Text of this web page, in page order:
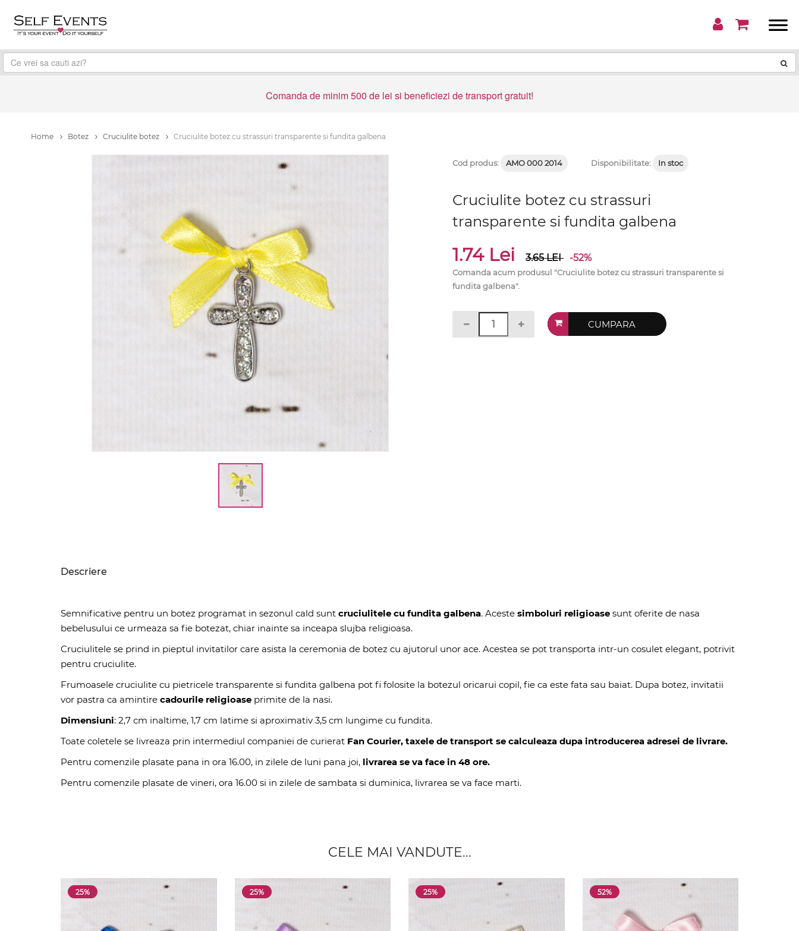
Comanda de minim 500 de lei si beneficiezi de transport gratuit!
Home Botez Cruciulite botez Cruciulite botez cu strassuri transparente si fundita galbena
Cod produs: AMO 000 2014 Disponibilitate: In stoc
Cruciulite botez cu strassuri
transparente si fundita galbena
1.74 Lei 3.65LEI -52%
Comanda acum produsul "Cruciulite botez cu strassuri transparente si
fundita galbena".
CUMPARA
Descriere
Semnificative pentru un botez programat in sezonul cald sunt cruciulitele cu fundita galbena. Aceste simboluri religioase sunt oferite de nasa
bebelusului ce urmeaza sa fie botezat, chiar inainte sa inceapa slujba religioasa.
Cruciulitele se prind in pieptul invitatilor care asista la ceremonia de botez cu ajutorul unor ace. Acestea se pot transporta intr-un cosulet elegant, potrivit
pentru cruciulite.
Frumoasele cruciulite cu pietricele transparente si fundita galbena pot fi folosite la botezul oricarui copil, fie ca este fata sau baiat. Dupa botez, invitatii
vor pastra ca amintire cadourile religioase primite de la nasi.
Dimensiuni: 2,7 cm inaltime, 1,7 cm latime si aproximativ 3,5 cm lungime cu fundita.
Toate coletele se livreaza prin intermediul companiei de curierat Fan Courier, taxele de transport se calculeaza dupa introducerea adresei de livrare.
Pentru comenzile plasate pana in ora 16.00, in zilele de luni pana joi, livrarea se va face in 48 ore.
Pentru comenzile plasate de vineri, ora 16.00 si in zilele de sambata si duminica, livrarea se va face marti.
CELE MAI VANDUTE...
25% 25% 25% 52%